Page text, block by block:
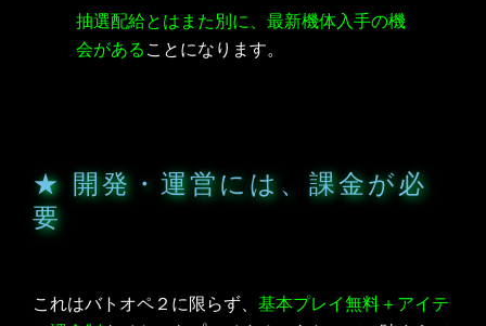
抽選配給とはまた別に、最新機体入手の機
会があることになります。
★ 開発・運営には、課金が必
要
これはバトオペ２に限らず、 基本プレイ無料＋アイテ